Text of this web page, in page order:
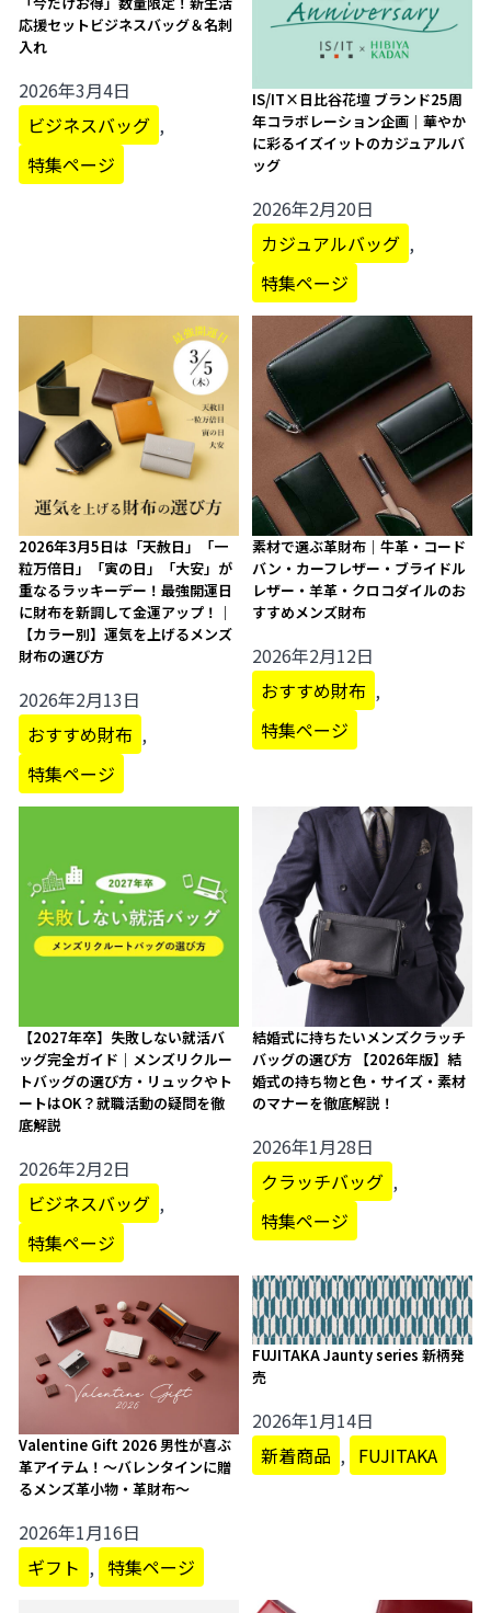
応援セットビジネスバッグ＆名刺
入れ
2026年3月4日
ビジネスバッグ ,
特集ページ
IS/IT×日比谷花壇 ブランド25周
年コラボレーション企画｜華やか
に彩るイズイットのカジュアルバ
ッグ
2026年2月20日
カジュアルバッグ ,
特集ページ
2026年3月5日は「天赦日」「一
粒万倍日」「寅の日」「大安」が
重なるラッキーデー！最強開運日
に財布を新調して金運アップ！｜
【カラー別】運気を上げるメンズ
財布の選び方
2026年2月13日
おすすめ財布 ,
特集ページ
素材で選ぶ革財布｜牛革・コード
バン・カーフレザー・ブライドル
レザー・羊革・クロコダイルのお
すすめメンズ財布
2026年2月12日
おすすめ財布 ,
特集ページ
【2027年卒】失敗しない就活バ
ッグ完全ガイド｜メンズリクルー
トバッグの選び方・リュックやト
ートはOK？就職活動の疑問を徹
底解説
2026年2月2日
ビジネスバッグ ,
特集ページ
結婚式に持ちたいメンズクラッチ
バッグの選び方 【2026年版】結
婚式の持ち物と色・サイズ・素材
のマナーを徹底解説！
2026年1月28日
クラッチバッグ ,
特集ページ
Valentine Gift 2026 男性が喜ぶ
革アイテム！～バレンタインに贈
るメンズ革小物・革財布～
2026年1月16日
ギフト , 特集ページ
FUJITAKA Jaunty series 新柄発
売
2026年1月14日
新着商品 , FUJITAKA